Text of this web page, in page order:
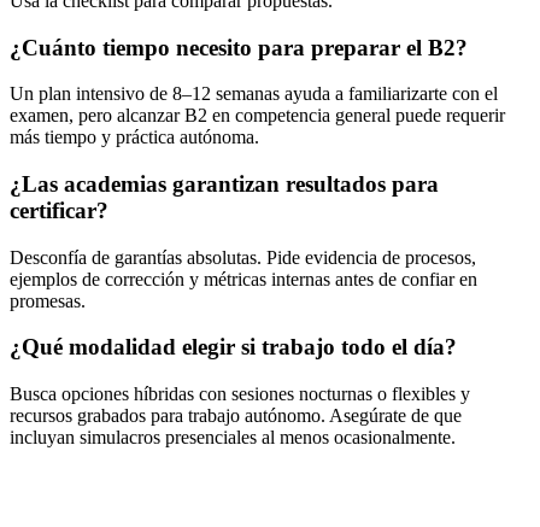
¿Cuánto tiempo necesito para preparar el B2?
Un plan intensivo de 8–12 semanas ayuda a familiarizarte con el
examen, pero alcanzar B2 en competencia general puede requerir
más tiempo y práctica autónoma.
¿Las academias garantizan resultados para
certificar?
Desconfía de garantías absolutas. Pide evidencia de procesos,
ejemplos de corrección y métricas internas antes de confiar en
promesas.
¿Qué modalidad elegir si trabajo todo el día?
Busca opciones híbridas con sesiones nocturnas o flexibles y
recursos grabados para trabajo autónomo. Asegúrate de que
incluyan simulacros presenciales al menos ocasionalmente.